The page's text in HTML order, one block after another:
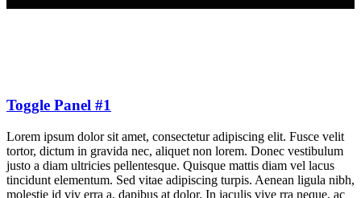
Toggle Panel #1
Lorem ipsum dolor sit amet, consectetur adipiscing elit. Fusce velit
tortor, dictum in gravida nec, aliquet non lorem. Donec vestibulum
justo a diam ultricies pellentesque. Quisque mattis diam vel lacus
tincidunt elementum. Sed vitae adipiscing turpis. Aenean ligula nibh,
molestie id viv erra a, dapibus at dolor. In iaculis vive rra neque, ac